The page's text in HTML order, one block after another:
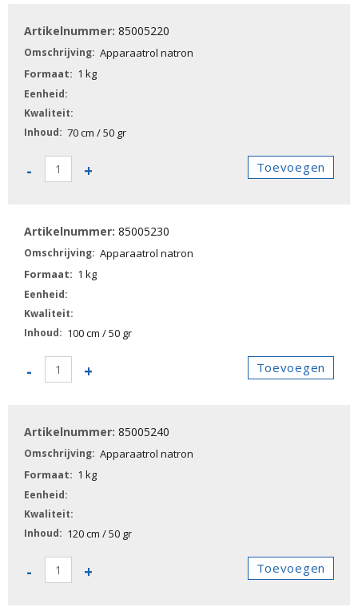
aantal
85005220
Apparaatrol natron
1 kg
70 cm / 50 gr
-
85005220
aantal
+ Toevoegen
85005230
Apparaatrol natron
1 kg
100 cm / 50 gr
-
85005230
aantal
+ Toevoegen
85005240
Apparaatrol natron
1 kg
120 cm / 50 gr
-
85005240
+ Toevoegen